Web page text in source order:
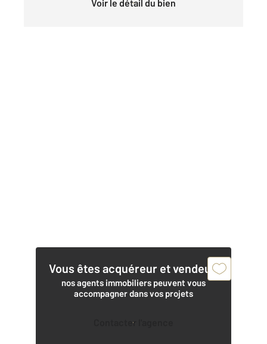
Voir le détail du bien
Vous êtes acquéreur et vendeur,
nos agents immobiliers peuvent vous
accompagner dans vos projets
Contacter l'agence